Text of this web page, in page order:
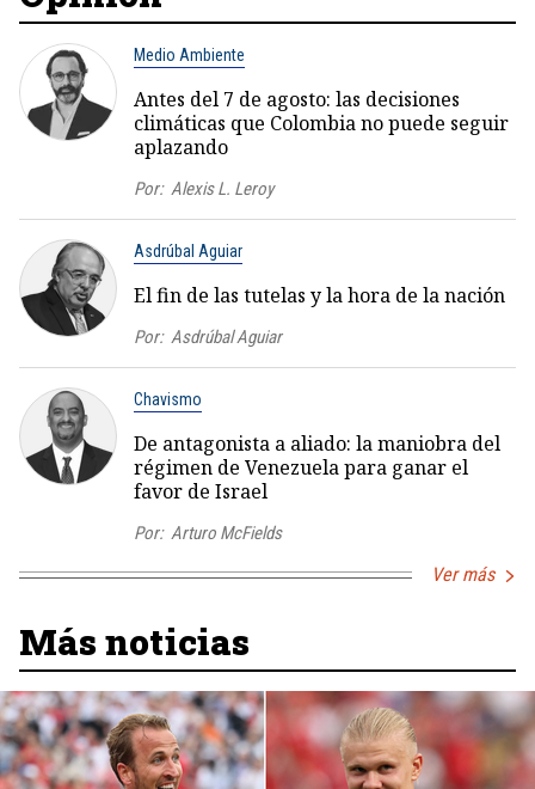
Medio Ambiente
Antes del 7 de agosto: las decisiones
climáticas que Colombia no puede seguir
aplazando
Por: Alexis L. Leroy
Asdrúbal Aguiar
El fin de las tutelas y la hora de la nación
Por: Asdrúbal Aguiar
Chavismo
De antagonista a aliado: la maniobra del
régimen de Venezuela para ganar el
favor de Israel
Por: Arturo McFields
Ver más
Más noticias